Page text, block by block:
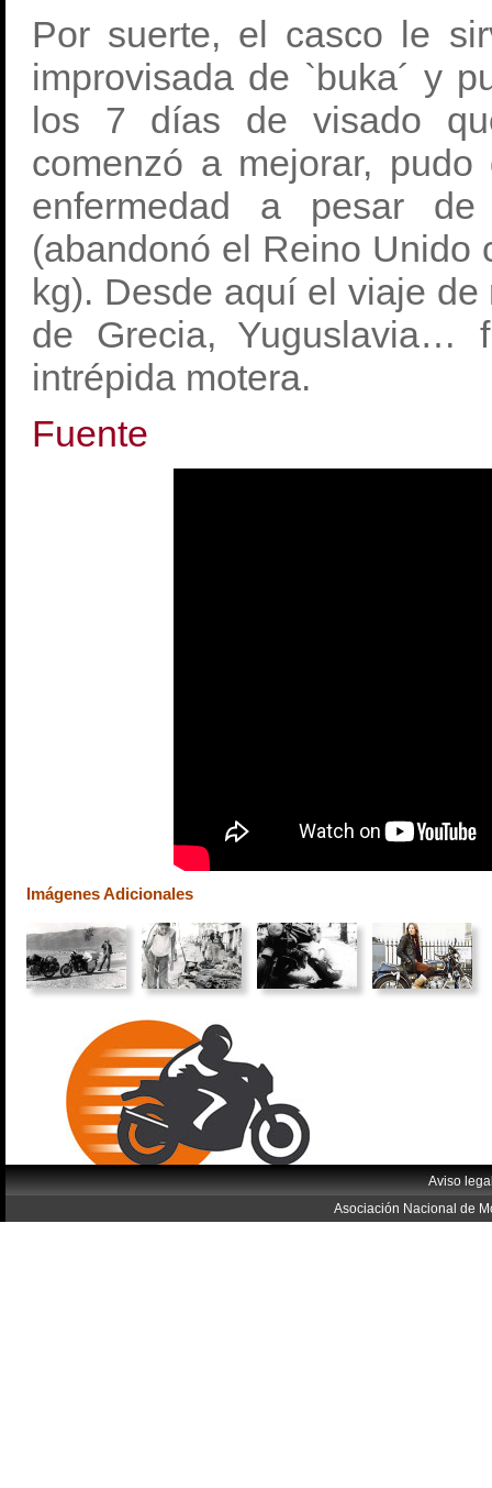
Por suerte, el casco le
improvisada de `buka´ y
los 7 días de visado
comenzó a mejorar,
enfermedad a pesar
(abandonó el Reino Unido
kg). Desde aquí el viaje
de Grecia, Yuguslavia…
intrépida motera.
Fuente
Imágenes Adicionales
Aviso
Asociación Nacional de